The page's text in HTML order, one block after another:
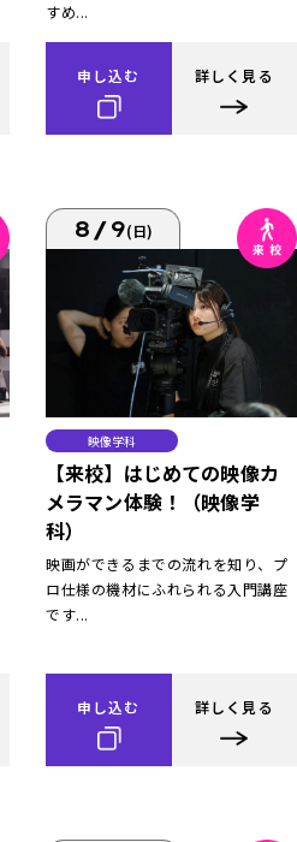
すめ...
申し込む 詳しく見る
8/9(日)
映像学科
【来校】はじめての映像カ
メラマン体験！（映像学
科）
映画ができるまでの流れを知り、プ
ロ仕様の機材にふれられる入門講座
です...
申し込む 詳しく見る